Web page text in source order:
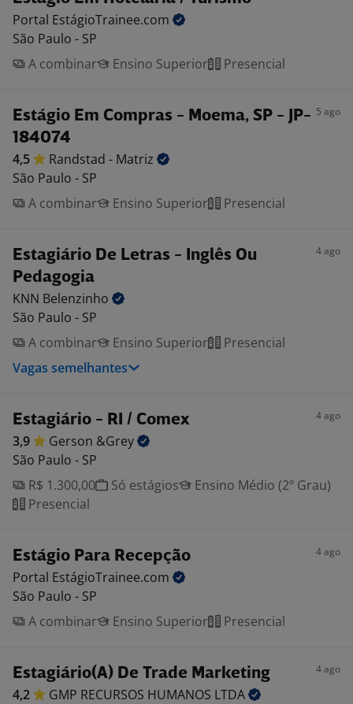
Portal EstágioTrainee.com
São Paulo - SP
A combinar
Ensino Superior Presencial
Estágio Em Compras - Moema, SP - JP-
184074
5 ago
4,5 Randstad - Matriz
São Paulo - SP
A combinar
Ensino Superior Presencial
Estagiário De Letras - Inglês Ou
Pedagogia
4 ago
KNN Belenzinho
São Paulo - SP
A combinar
Ensino Superior
Presencial
Vagas semelhantes
Estagiário - RI / Comex 4 ago
3,9 Gerson &Grey
São Paulo - SP
R$ 1.300,00
Só estágios
Ensino Médio (2º Grau)
Presencial
Estágio Para Recepção 4 ago
Portal EstágioTrainee.com
São Paulo - SP
A combinar
Ensino Superior Presencial
Estagiário(A) De Trade Marketing 4 ago
4,2 GMP RECURSOS HUMANOS LTDA